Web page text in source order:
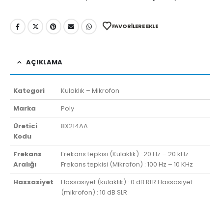
FAVORILERE EKLE
AÇIKLAMA
Kategori
Kulaklık – Mikrofon
Marka
Poly
Üretici
Kodu
8X214AA
Frekans
Aralığı
Frekans tepkisi (Kulaklık) : 20 Hz – 20 kHz
Frekans tepkisi (Mikrofon) : 100 Hz – 10 KHz
Hassasiyet
Hassasiyet (kulaklık) : 0 dB RLR Hassasiyet
(mikrofon) : 10 dB SLR